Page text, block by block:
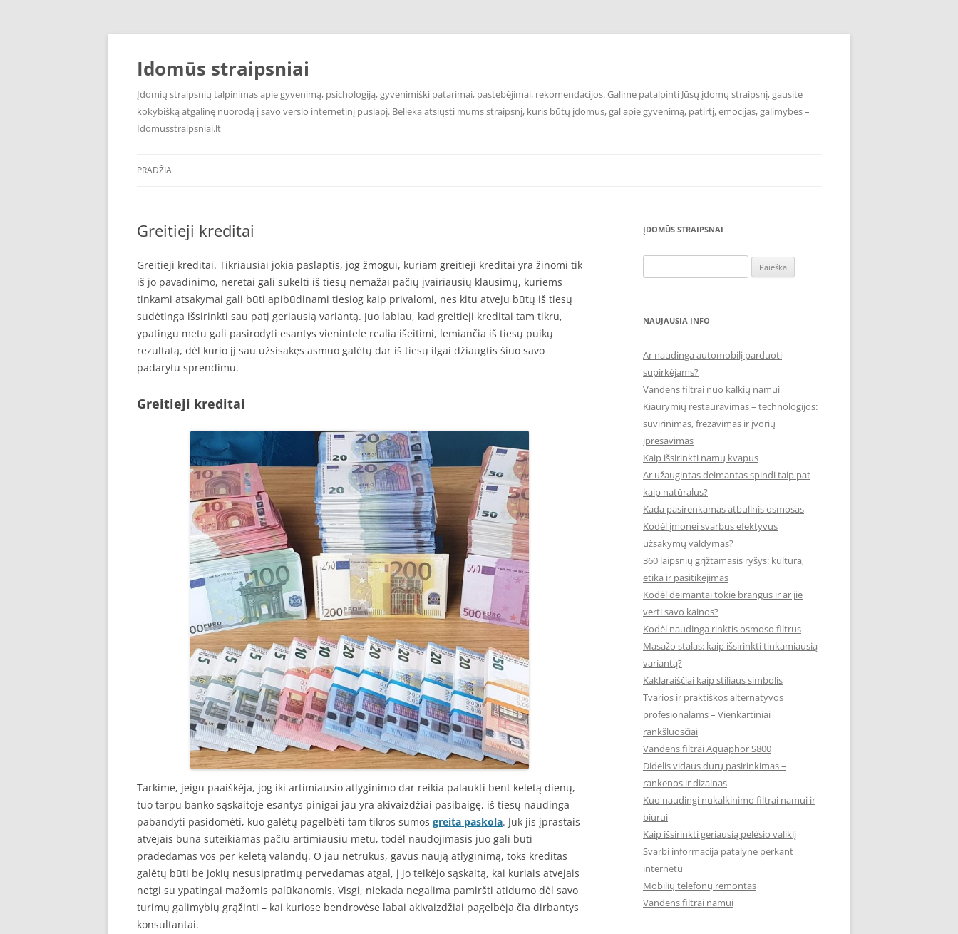
Pereiti
turinio
Idomūs straipsniai
Įdomių straipsnių talpinimas apie gyvenimą, psichologiją, gyvenimiški patarimai, pastebėjimai, rekomendacijos. Galime patalpinti Jūsų įdomų straipsnį, gausite
kokybišką atgalinę nuorodą į savo verslo internetinį puslapį. Belieka atsiųsti mums straipsnį, kuris būtų įdomus, gal apie gyvenimą, patirtį, emocijas, galimybes –
Idomusstraipsniai.lt
PRADŽIA
Greitieji kreditai
Greitieji kreditai. Tikriausiai jokia paslaptis, jog žmogui, kuriam greitieji kreditai yra žinomi tik
iš jo pavadinimo, neretai gali sukelti iš tiesų nemažai pačių įvairiausių klausimų, kuriems
tinkami atsakymai gali būti apibūdinami tiesiog kaip privalomi, nes kitu atveju būtų iš tiesų
sudėtinga išsirinkti sau patį geriausią variantą. Juo labiau, kad greitieji kreditai tam tikru,
ypatingu metu gali pasirodyti esantys vienintele realia išeitimi, lemiančia iš tiesų puikų
rezultatą, dėl kurio jį sau užsisakęs asmuo galėtų dar iš tiesų ilgai džiaugtis šiuo savo
padarytu sprendimu.
Greitieji kreditai
Tarkime, jeigu paaiškėja, jog iki artimiausio atlyginimo dar reikia palaukti bent keletą dienų,
tuo tarpu banko sąskaitoje esantys pinigai jau yra akivaizdžiai pasibaigę, iš tiesų naudinga
pabandyti pasidomėti, kuo galėtų pagelbėti tam tikros sumos greita paskola. Juk jis įprastais
atvejais būna suteikiamas pačiu artimiausiu metu, todėl naudojimasis juo gali būti
pradedamas vos per keletą valandų. O jau netrukus, gavus naują atlyginimą, toks kreditas
galėtų būti be jokių nesusipratimų pervedamas atgal, į jo teikėjo sąskaitą, kai kuriais atvejais
netgi su ypatingai mažomis palūkanomis. Visgi, niekada negalima pamiršti atidumo dėl savo
turimų galimybių grąžinti – kai kuriose bendrovėse labai akivaizdžiai pagelbėja čia dirbantys
konsultantai.
ĮDOMŪS STRAIPSNAI
NAUJAUSIA INFO
Ar naudinga automobilį parduoti
supirkėjams?
Vandens filtrai nuo kalkių namui
Kiaurymių restauravimas – technologijos:
suvirinimas, frezavimas ir įvorių
įpresavimas
Kaip išsirinkti namų kvapus
Ar užaugintas deimantas spindi taip pat
kaip natūralus?
Kada pasirenkamas atbulinis osmosas
Kodėl įmonei svarbus efektyvus
užsakymų valdymas?
360 laipsnių grįžtamasis ryšys: kultūra,
etika ir pasitikėjimas
Kodėl deimantai tokie brangūs ir ar jie
verti savo kainos?
Kodėl naudinga rinktis osmoso filtrus
Masažo stalas: kaip išsirinkti tinkamiausią
variantą?
Kaklaraiščiai kaip stiliaus simbolis
Tvarios ir praktiškos alternatyvos
profesionalams – Vienkartiniai
rankšluosčiai
Vandens filtrai Aquaphor S800
Didelis vidaus durų pasirinkimas –
rankenos ir dizainas
Kuo naudingi nukalkinimo filtrai namui ir
biurui
Kaip išsirinkti geriausią pelėsio valiklį
Svarbi informacija patalyne perkant
internetu
Mobilių telefonų remontas
Vandens filtrai namui